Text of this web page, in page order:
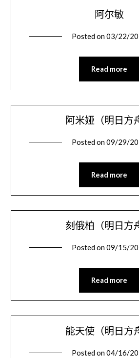
阿尔敏
Posted on03/22/
Read more
阿米娅（明日方
Posted on09/29/
Read more
刻俄柏（明日方
Posted on09/15/
Read more
能天使（明日方
Posted on04/16/